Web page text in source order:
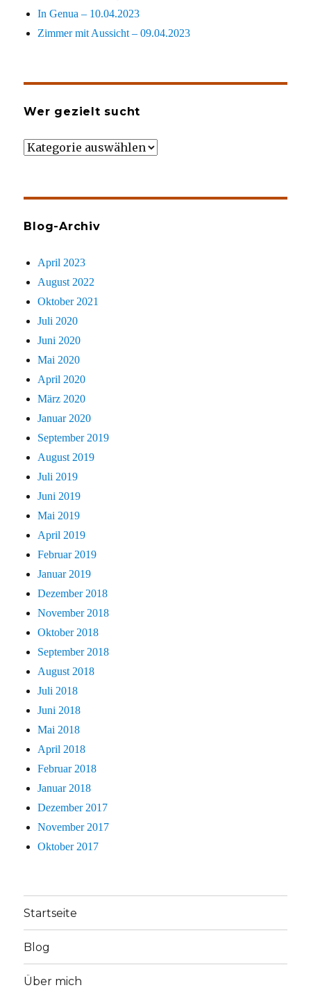
In Genua – 10.04.2023
Zimmer mit Aussicht – 09.04.2023
Wer gezielt sucht
Wer
Blog-Archiv
April 2023
August 2022
Oktober 2021
Juli 2020
Juni 2020
Mai 2020
April 2020
März 2020
Januar 2020
September 2019
August 2019
Juli 2019
Juni 2019
Mai 2019
April 2019
Februar 2019
Januar 2019
Dezember 2018
November 2018
Oktober 2018
September 2018
August 2018
Juli 2018
Juni 2018
Mai 2018
April 2018
Februar 2018
Januar 2018
Dezember 2017
November 2017
Oktober 2017
Startseite
Blog
Über mich